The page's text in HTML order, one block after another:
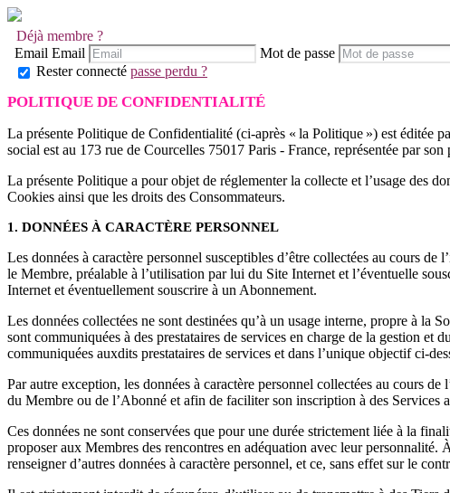
Déjà membre ?
Email Email Mot de passe
Rester connecté passe perdu ?
POLITIQUE DE CONFIDENTIALITÉ
La présente Politique de Confidentialité (ci-après « la Politique ») est éditée
social est au 173 rue de Courcelles 75017 Paris - France, représentée par son
La présente Politique a pour objet de réglementer la collecte et l’usage des
Cookies ainsi que les droits des Consommateurs.
1. DONNÉES À CARACTÈRE PERSONNEL
Les données à caractère personnel susceptibles d’être collectées au cours
le Membre, préalable à l’utilisation par lui du Site Internet et l’éventuelle
Internet et éventuellement souscrire à un Abonnement.
Les données collectées ne sont destinées qu’à un usage interne, propre à la
sont communiquées à des prestataires de services en charge de la gestion et
communiquées auxdits prestataires de services et dans l’unique objectif ci-
Par autre exception, les données à caractère personnel collectées au cours
du Membre ou de l’Abonné et afin de faciliter son inscription à des Services
Ces données ne sont conservées que pour une durée strictement liée à la
proposer aux Membres des rencontres en adéquation avec leur
renseigner d’autres données à caractère personnel, et ce, sans effet sur le